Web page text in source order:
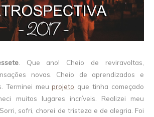
. Que ano! Cheio de reviravoltas,
novas. Cheio de aprendizados e
Terminei meuprojeto que tinha começado
muitos lugares incríveis. Realizei meu
sofri, chorei de tristeza e de alegria. Foi